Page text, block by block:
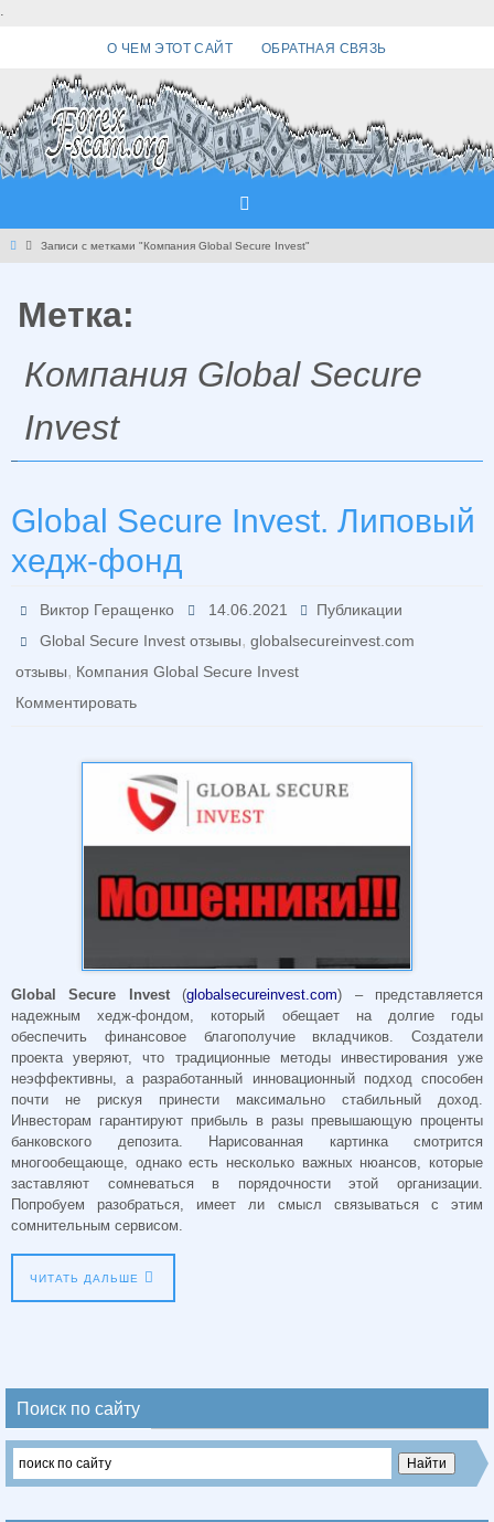
.
О ЧЕМ ЭТОТ САЙТ ОБРАТНАЯ СВЯЗЬ
Главная
Записи с метками "Компания Global Secure Invest"
Метка:
Компания Global Secure
Invest
Global Secure Invest. Липовый
хедж-фонд
Виктор Геращенко 14.06.2021
Публикации
Global Secure Invest отзывы,globalsecureinvest.com
отзывы, Компания Global Secure Invest
Комментировать
Global Secure Invest(globalsecureinvest.com) – представляется
надежным хедж-фондом, который обещает на долгие годы
обеспечить финансовое благополучие вкладчиков. Создатели
проекта уверяют, что традиционные методы инвестирования уже
неэффективны, а разработанный инновационный подход способен
почти не рискуя принести максимально стабильный доход.
Инвесторам гарантируют прибыль в разы превышающую проценты
банковского депозита. Нарисованная картинка смотрится
многообещающе, однако есть несколько важных нюансов, которые
заставляют сомневаться в порядочности этой организации.
Попробуем разобраться, имеет ли смысл связываться с этим
сомнительным сервисом.
ЧИТАТЬ ДАЛЬШЕ
Поиск по сайту